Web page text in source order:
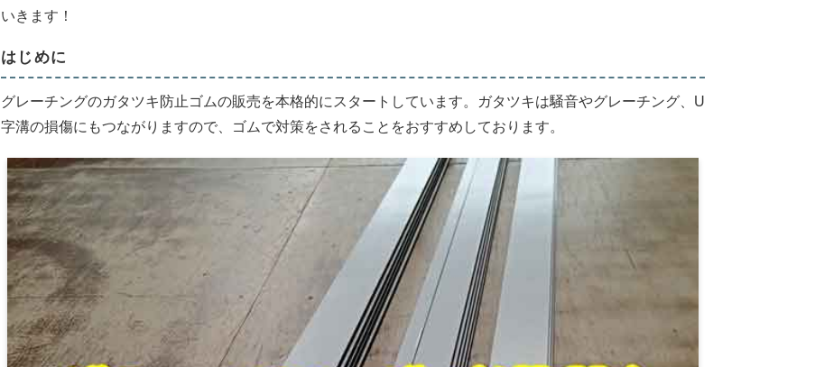
いきます！
はじめに
グレーチングのガタツキ防止ゴムの販売を本格的にスタートしています。ガタツキは騒音やグレーチング、U
字溝の損傷にもつながりますので、ゴムで対策をされることをおすすめしております。